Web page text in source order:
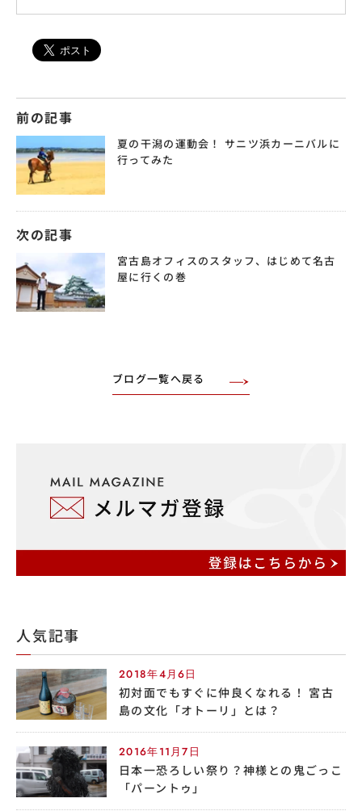
前の記事
夏の干潟の運動会！ サニツ浜カーニバルに
行ってみた
次の記事
宮古島オフィスのスタッフ、はじめて名古
屋に行くの巻
ブログ一覧へ戻る
人気記事
2018年4月6日
初対面でもすぐに仲良くなれる！ 宮古
島の文化「オトーリ」とは？
2016年11月7日
日本一恐ろしい祭り？神様との鬼ごっこ
「パーントゥ」